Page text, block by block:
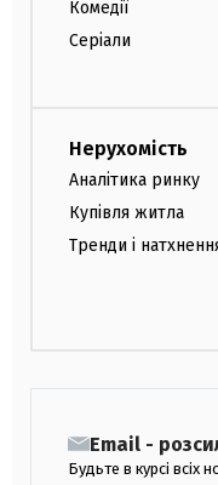
Комедії
Серіали
Нерухомість
Аналітика ринку
Купівля житла
Тренди і
Email -
Будьте в курсі всіх